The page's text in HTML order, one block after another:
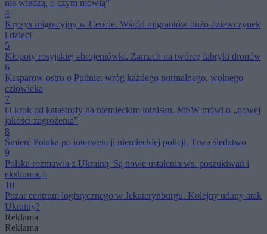
nie wiedzą, o czym mówią”
4
Kryzys migracyjny w Ceucie. Wśród migrantów dużo dziewczynek
i dzieci
5
Kłopoty rosyjskiej zbrojeniówki. Zamach na twórcę fabryki dronów
6
Kasparow ostro o Putinie: wróg każdego normalnego, wolnego
człowieka
7
O krok od katastrofy na niemieckim lotnisku. MSW mówi o „nowej
jakości zagrożenia”
8
Śmierć Polaka po interwencji niemieckiej policji. Trwa śledztwo
9
Polska rozmawia z Ukrainą. Są nowe ustalenia ws. poszukiwań i
ekshumacji
10
Pożar centrum logistycznego w Jekaterynburgu. Kolejny udany atak
Ukrainy?
Reklama
Reklama